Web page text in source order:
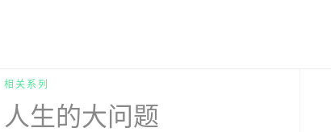
相关系列
人生的大问题